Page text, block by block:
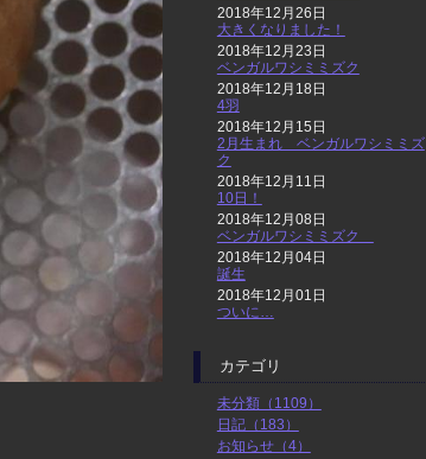
2018年12月26日
大きくなりました！
2018年12月23日
ベンガルワシミミズク
2018年12月18日
4羽
2018年12月15日
2月生まれ ベンガルワシミミズ
ク
2018年12月11日
10日！
2018年12月08日
ベンガルワシミミズク
2018年12月04日
誕生
2018年12月01日
ついに…
カテゴリ
未分類（1109）
日記（183）
お知らせ（4）